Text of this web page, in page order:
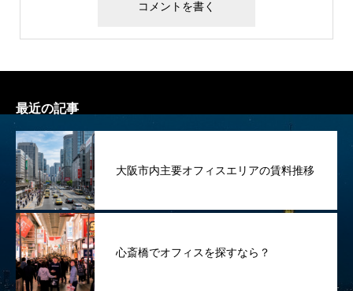
最近の記事
大阪市内主要オフィスエリアの賃料推移
心斎橋でオフィスを探すなら？